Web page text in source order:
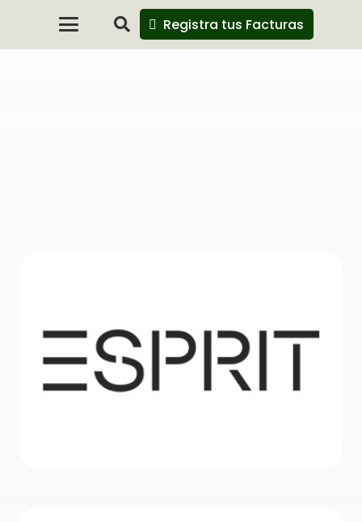
Registra tus Facturas